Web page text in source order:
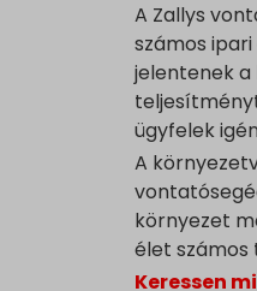
A Zallys
számos
jelentenek
ügyfelek
A
környezet
élet számos
Keressen